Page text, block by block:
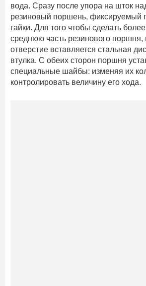
вода. Сразу после упора на шток
резиновый поршень, фиксируемый
гайки. Для того чтобы сделать
среднюю часть резинового поршня,
отверстие вставляется стальная
втулка. С обеих сторон поршня
специальные шайбы: изменяя их
контролировать величину его хода.